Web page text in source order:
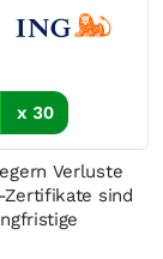
x 30
Verluste
Zertifikate sind